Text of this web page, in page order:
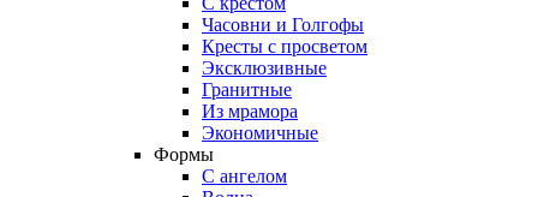
Часовни и Голгофы
Кресты с просветом
Эксклюзивные
Гранитные
Из мрамора
Экономичные
Формы
С ангелом